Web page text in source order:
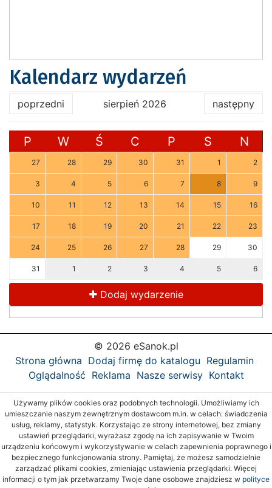
Kalendarz wydarzeń
poprzedni sierpień 2026 następny
P W Ś C P S N
27 28 29 30 31 1 2
3 4 5 6 7 8 9
10 11 12 13 14 15 16
17 18 19 20 21 22 23
24 25 26 27 28 29 30
31 1 2 3 4 5 6
Dodaj wydarzenie
© 2026 eSanok.pl
Strona główna Dodaj firmę do katalogu Regulamin
Oglądalność Reklama Nasze serwisy Kontakt
Używamy plików cookies oraz podobnych technologii. Umożliwiamy ich
umieszczanie naszym zewnętrznym dostawcom m.in. w celach: świadczenia
usług, reklamy, statystyk. Korzystając ze strony internetowej, bez zmiany
ustawień przeglądarki, wyrażasz zgodę na ich zapisywanie w Twoim
urządzeniu końcowym i wykorzystywanie w celach zapewnienia poprawnego i
bezpiecznego funkcjonowania strony. Pamiętaj, że możesz samodzielnie
zarządzać plikami cookies, zmieniając ustawienia przeglądarki. Więcej
informacji o tym jak przetwarzamy Twoje dane osobowe znajdziesz w polityce